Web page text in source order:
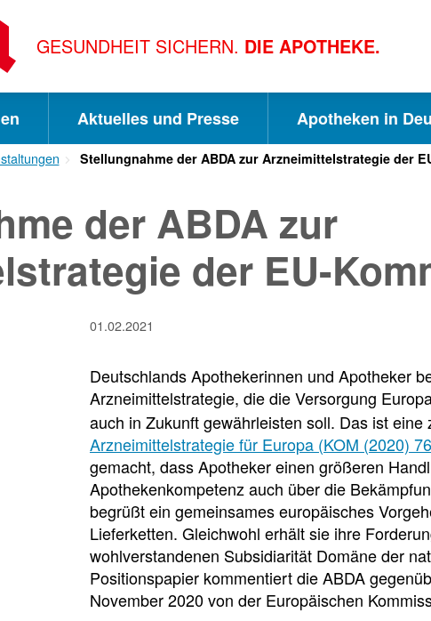
GESUNDHEIT SICHERN. DIE APOTHEKE.
Aktuelles und Presse Apotheken in
Stellungnahme der ABDA zur Arzneimittelstrategie der
der ABDA zur
der EU-
01.02.2021
Deutschlands Apothekerinnen und Apotheker
Arzneimittelstrategie, die die Versorgung
auch in Zukunft gewährleisten soll. Das ist
Arzneimittelstrategie für Europa (KOM (2020)
gemacht, dass Apotheker einen größeren
Apothekenkompetenz auch über die
begrüßt ein gemeinsames europäisches
Lieferketten. Gleichwohl erhält sie ihre
wohlverstandenen Subsidiarität Domäne der
Positionspapier kommentiert die ABDA
November 2020 von der Europäischen
c
n
e
l
l
z
u
e
e
t
e
i
l
u
h
e